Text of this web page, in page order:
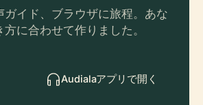
ガイド、ブラウザに旅程。あな
に合わせて作りました。
Audialaアプリで開く